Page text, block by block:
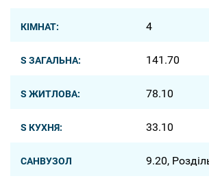
КІМНАТ: 4
S ЗАГАЛЬНА: 141.70
S ЖИТЛОВА: 78.10
S КУХНЯ: 33.10
САНВУЗОЛ 9.20,